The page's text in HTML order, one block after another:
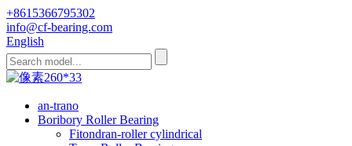
+8615366795302
info@cf-bearing.com
English
an-trano
Boribory Roller Bearing
Fitondran-roller cylindrical